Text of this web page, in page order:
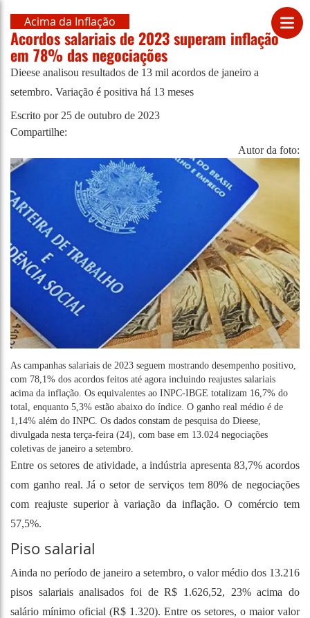
Acima da Inflação
Acordos salariais de 2023 superam inflação
em 78% das negociações
Dieese analisou resultados de 13 mil acordos de janeiro a
setembro. Variação é positiva há 13 meses
Escrito por 25 de outubro de 2023
Compartilhe:
Autor da foto:
As campanhas salariais de 2023 seguem mostrando desempenho positivo,
com 78,1% dos acordos feitos até agora incluindo reajustes salariais
acima da inflação. Os equivalentes ao INPC-IBGE totalizam 16,7% do
total, enquanto 5,3% estão abaixo do índice. O ganho real médio é de
1,14% além do INPC. Os dados constam de pesquisa do Dieese,
divulgada nesta terça-feira (24), com base em 13.024 negociações
coletivas de janeiro a setembro.
Entre os setores de atividade, a indústria apresenta 83,7% acordos
com ganho real. Já o setor de serviços tem 80% de negociações
com reajuste superior à variação da inflação. O comércio tem
57,5%.
Piso salarial
Ainda no período de janeiro a setembro, o valor médio dos 13.216
pisos salariais analisados foi de R$ 1.626,52, 23% acima do
salário mínimo oficial (R$ 1.320). Entre os setores, o maior valor